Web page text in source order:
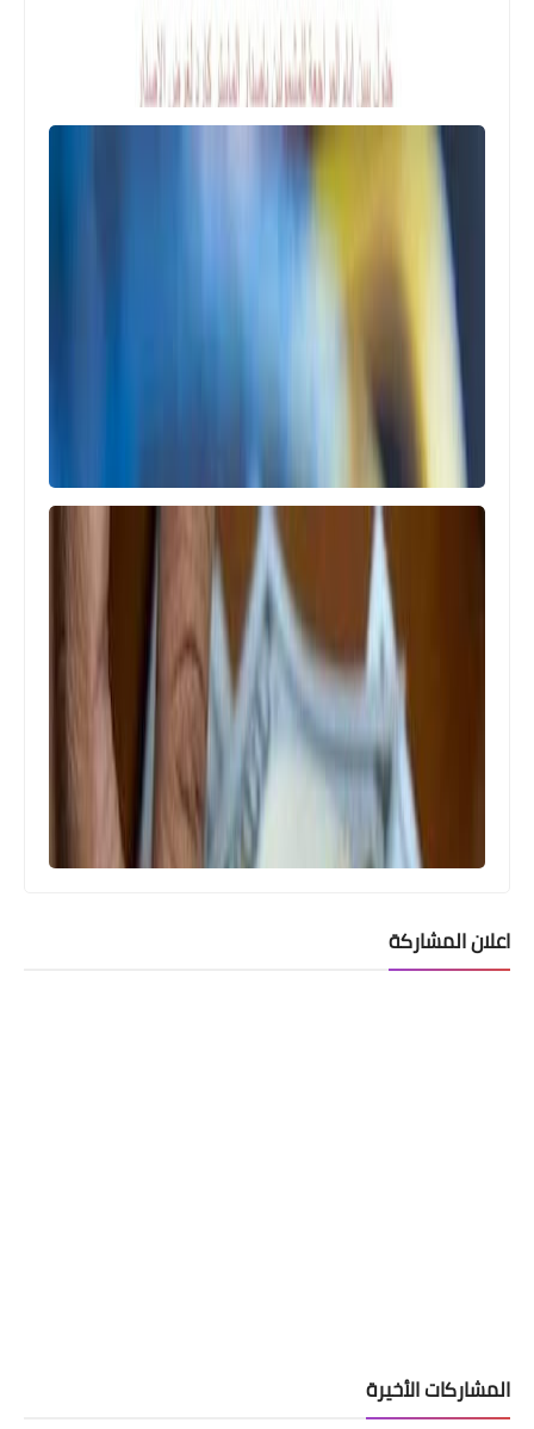
اخبار العامة
اسعار الصرف يستمر ارتفاع سعر صرف
الدولار امام الدينار اليوم
اسماء االرعاية الاجتماعية
اعلان المشاركة
المشاركات الأخيرة